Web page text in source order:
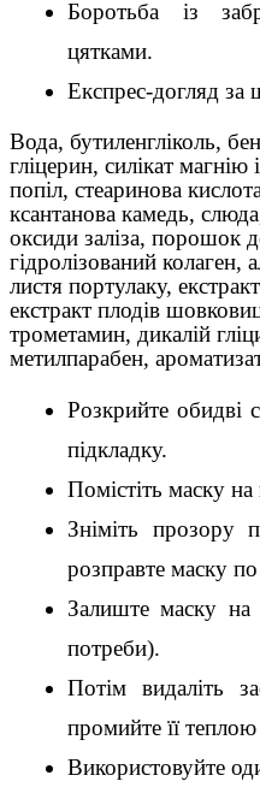
Боротьба із
цятками.
Експрес-догляд за
Вода, бутиленгліколь,
гліцерин, силікат
попіл, стеаринова
ксантанова камедь,
оксиди заліза, порошок
гідролізований колаген,
листя портулаку,
екстракт плодів
трометамин, дикалій
метилпарабен,
Розкрийте обидві
підкладку.
Помістіть маску
Зніміть прозору
розправте маску
Залиште маску
потреби).
Потім видаліть
промийте її
Використовуйте